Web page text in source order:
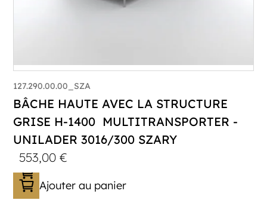
127.290.00.00_SZA
BÂCHE HAUTE AVEC LA STRUCTURE
GRISE H-1400 MULTITRANSPORTER -
UNILADER 3016/300 SZARY
553,00€
Ajouter au panier